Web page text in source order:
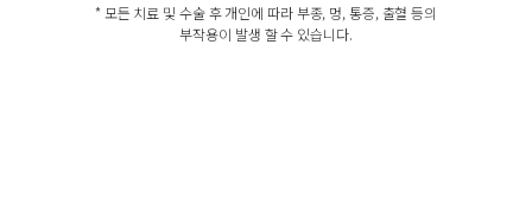
* 모든 치료 및 수술 후 개인에 따라 부종, 멍, 통증, 출혈 등의
부작용이 발생 할 수 있습니다.